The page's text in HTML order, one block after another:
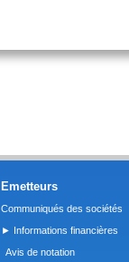
Emetteurs
Communiqués des sociétés
► Informations financières
Avis de notation